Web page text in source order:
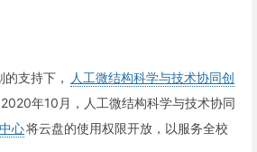
支持下，
人工微结构科学与技术协同创
年10月，人工微结构科学与技术协同
心将云盘的使用权限开放，以服务全校